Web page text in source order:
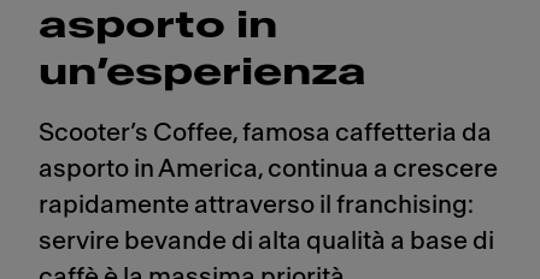
asporto in
un’esperienza
Scooter’s Coffee, famosa caffetteria da
asporto in America, continua a crescere
rapidamente attraverso il franchising:
servire bevande di alta qualità a base di